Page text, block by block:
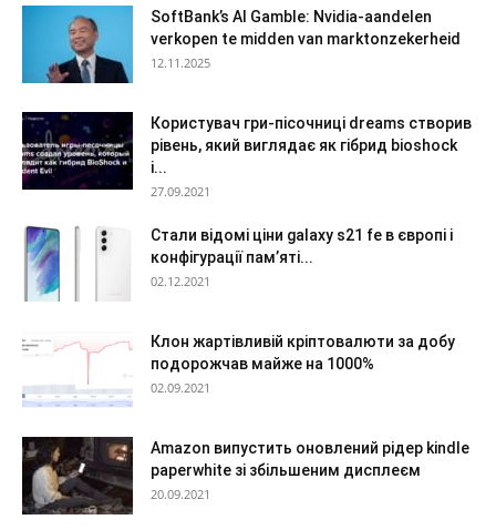
SoftBank’s AI Gamble: Nvidia-aandelen
verkopen te midden van marktonzekerheid
12.11.2025
Користувач гри-пісочниці dreams створив
рівень, який виглядає як гібрид bioshock
і...
27.09.2021
Стали відомі ціни galaxy s21 fe в європі і
конфігурації пам’яті...
02.12.2021
Клон жартівливій кріптовалюти за добу
подорожчав майже на 1000%
02.09.2021
Amazon випустить оновлений рідер kindle
paperwhite зі збільшеним дисплеєм
20.09.2021